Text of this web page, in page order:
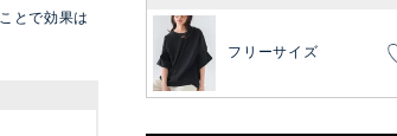
フリーサイズ
とで効果は